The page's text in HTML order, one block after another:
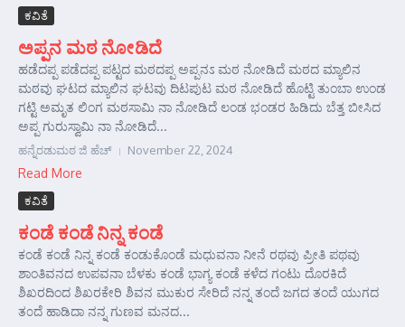
ಕವಿತೆ
ಅಪ್ಪನ ಮಠ ನೋಡಿದೆ
ಹಡೆದಪ್ಪ ಪಡೆದಪ್ಪ ಪಟ್ಟದ ಮಠದಪ್ಪ ಅಪ್ಪನಽ ಮಠ ನೋಡಿದೆ ಮಠದ ಮ್ಯಾಲಿನ
ಮಠವು ಘಟದ ಮ್ಯಾಲಿನ ಘಟವು ದಿಟಪುಟ ಮಠ ನೋಡಿದೆ ಹೊಟ್ಟಿ ತುಂಬಾ ಉಂಡ
ಗಟ್ಟಿ ಅಮೃತ ಲಿಂಗ ಮಠಸಾಮಿ ನಾ ನೋಡಿದೆ ಲಂಡ ಭಂಡರ ಹಿಡಿದು ಬೆತ್ತ ಬೀಸಿದ
ಅಪ್ಪ ಗುರುಸ್ವಾಮಿ ನಾ ನೋಡಿದೆ...
ಹನ್ನೆರಡುಮಠ ಜಿ ಹೆಚ್ November 22, 2024
Read More
ಕವಿತೆ
ಕಂಡೆ ಕಂಡೆ ನಿನ್ನ ಕಂಡೆ
ಕಂಡೆ ಕಂಡೆ ನಿನ್ನ ಕಂಡೆ ಕಂಡುಕೊಂಡೆ ಮಧುವನಾ ನೀನೆ ರಥವು ಪ್ರೀತಿ ಪಥವು
ಶಾಂತಿವನದ ಉಪವನಾ ಬೆಳಕು ಕಂಡೆ ಭಾಗ್ಯ ಕಂಡೆ ಕಳೆದ ಗಂಟು ದೊರಕಿದೆ
ಶಿಖರದಿಂದ ಶಿಖರಕೇರಿ ಶಿವನ ಮುಕುರ ಸೇರಿದೆ ನನ್ನ ತಂದೆ ಜಗದ ತಂದೆ ಯುಗದ
ತ೦ದೆ ಹಾಡಿದಾ ನನ್ನ ಗುಣವ ಮನದ...